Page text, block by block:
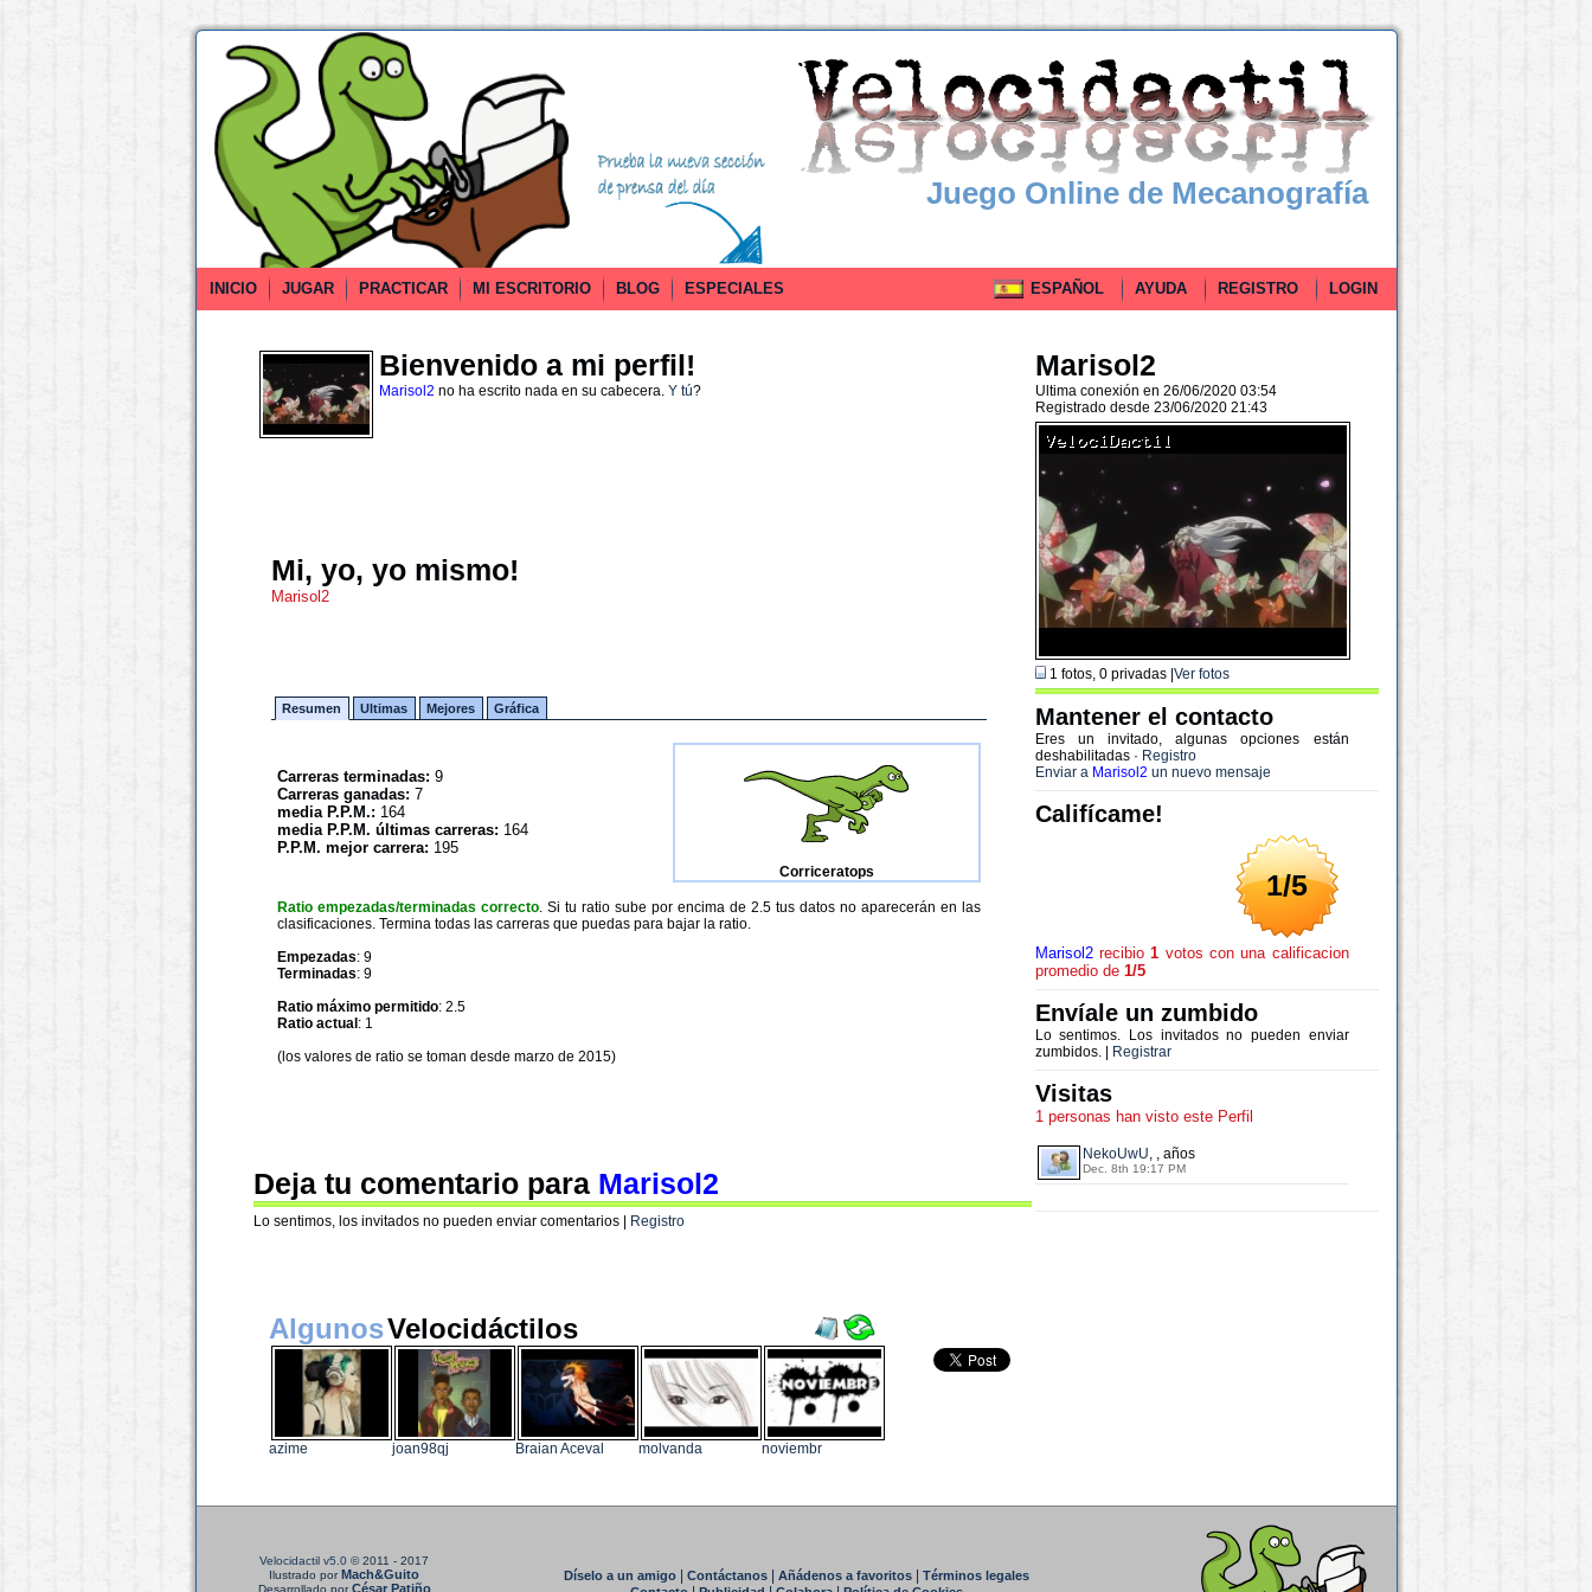
Juego Online de Mecanografía
INICIO JUGAR PRACTICAR MI ESCRITORIO BLOG ESPECIALES ESPAÑOL AYUDA REGISTRO LOGIN
Bienvenido a mi perfil!
Marisol2 no ha escrito nada en su cabecera. Y tú?
Mi, yo, yo mismo!
Marisol2
Resumen Ultimas Mejores Gráfica
Carreras terminadas: 9
Carreras ganadas: 7
media P.P.M.: 164
media P.P.M. últimas carreras: 164
P.P.M. mejor carrera: 195
Corriceratops
Ratio empezadas/terminadas correcto. Si tu ratio sube por encima de 2.5 tus datos no aparecerán en las
clasificaciones. Termina todas las carreras que puedas para bajar la ratio.
Empezadas: 9
Terminadas: 9
Ratio máximo permitido: 2.5
Ratio actual : 1
(los valores de ratio se toman desde marzo de 2015)
Deja tu comentario para Marisol2
Lo sentimos, los invitados no pueden enviar comentarios | Registro
Marisol2
Ultima conexión en 26/06/2020 03:54
Registrado desde 23/06/2020 21:43
1 fotos, 0 privadas | Ver fotos
Mantener el contacto
Eres un invitado, algunas opciones están
deshabilitadas · Registro
Enviar a Marisol2 un nuevo mensaje
Califícame!
1/5
Marisol2recibio1 votos con una calificacion
promedio de 1/5
Envíale un zumbido
Lo sentimos. Los invitados no pueden enviar
zumbidos. |
Registrar
Visitas
1 personas han visto este Perfil
NekoUwU, , años
Dec. 8th 19:17 PM
AlgunosVelocidáctilos
azime joan98qj Braian Aceval molvanda noviembr
Velocidactil v5.0 © 2011 - 2017
Ilustrado porMach&Guito
Desarrollado porCésar Patiño
Díselo a un amigo| Contáctanos| Añádenos a favoritos|
Términos legales